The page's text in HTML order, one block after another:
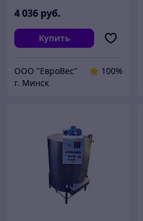
4 036 руб.
Купить
ООО "ЕвроВес"
100%
г. Минск